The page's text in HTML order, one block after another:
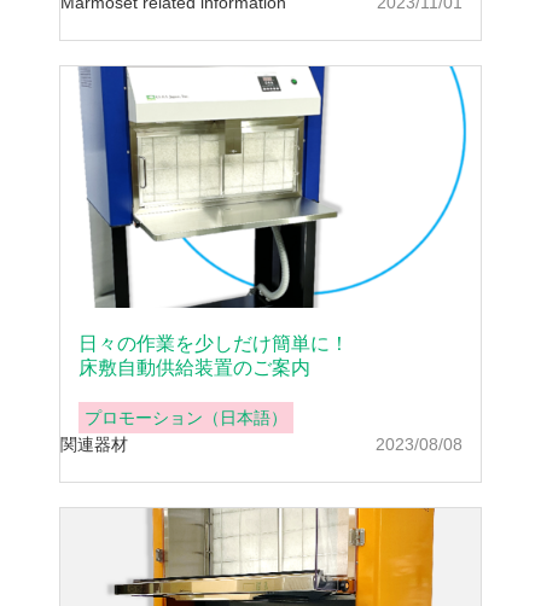
2023/08/08
日々の作業を少しだけ簡単に！
床敷自動供給装置のご案内
プロモーション（日本語）
関連器材